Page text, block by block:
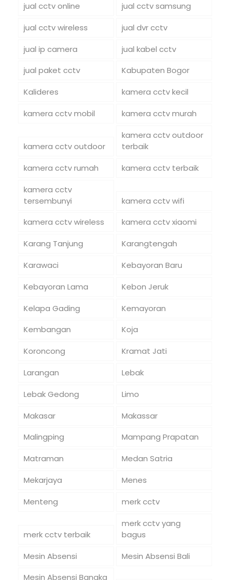
jual cctv online
jual cctv samsung
jual cctv wireless
jual dvr cctv
jual ip camera
jual kabel cctv
jual paket cctv
Kabupaten Bogor
Kalideres
kamera cctv kecil
kamera cctv mobil
kamera cctv murah
kamera cctv outdoor
kamera cctv outdoor
terbaik
kamera cctv rumah
kamera cctv terbaik
kamera cctv
tersembunyi
kamera cctv wifi
kamera cctv wireless
kamera cctv xiaomi
Karang Tanjung
Karangtengah
Karawaci
Kebayoran Baru
Kebayoran Lama
Kebon Jeruk
Kelapa Gading
Kemayoran
Kembangan
Koja
Koroncong
Kramat Jati
Larangan
Lebak
Lebak Gedong
Limo
Makasar
Makassar
Malingping
Mampang Prapatan
Matraman
Medan Satria
Mekarjaya
Menes
Menteng
merk cctv
merk cctv terbaik
merk cctv yang
bagus
Mesin Absensi
Mesin Absensi Bali
Mesin Absensi Bangka